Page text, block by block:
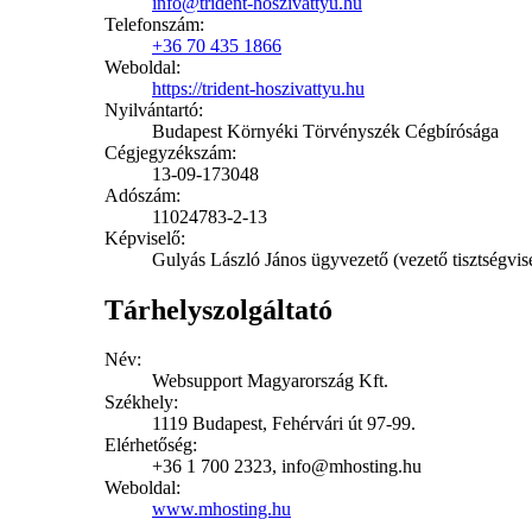
Telefonszám:
+36 70 435 1866
Weboldal:
https://trident-hoszivattyu.hu
Nyilvántartó:
Budapest Környéki Törvényszék Cégbírósága
Cégjegyzékszám:
13-09-173048
Adószám:
11024783-2-13
Képviselő:
Gulyás László János ügyvezető (vezető
Tárhelyszolgáltató
Név:
Websupport Magyarország Kft.
Székhely:
1119 Budapest, Fehérvári út 97-99.
Elérhetőség:
+36 1 700 2323, info@mhosting.hu
Weboldal:
www.mhosting.hu